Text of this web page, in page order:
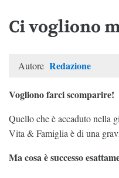
Ci vogliono
Autore Redazione
Vogliono farci scomparire!
Quello che è accaduto nella
Vita & Famiglia è di una
Ma cosa è successo